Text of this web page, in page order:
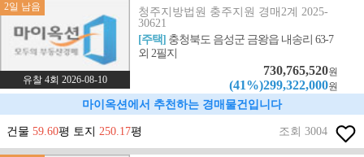
2일 남음
유찰 4회 2026-08-10
청주지방법원 충주지원 경매2계 2025-
30621
[주택] 충청북도 음성군 금왕읍 내송리 63-7
외 2필지
730,765,520원
(41%)299,322,000원
마이옥션에서 추천하는 경매물건입니다
건물 59.60평 토지 250.17평 조회 3004